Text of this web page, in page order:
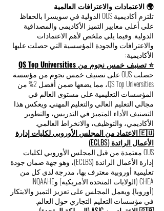
🌍 الاعتمادات والاعترافات العالمية
تلتزم أكاديمية OUS الدولية في سويسرا بالحفاظ
على أعلى معايير التميز الأكاديمي والمصداقية
الدولية. وفيما يلي ملخص لأهم الاعتمادات
والاعترافات والجودة المؤسسية التي حصلت عليها
الأكاديمية:
⭐ تصنيف خمس نجوم من QS Top Universities
حصلت OUS على تصنيف خمس نجوم من مؤسسة
QS Top Universities، مما يضعها ضمن أفضل 2% من
المؤسسات التعليمية على مستوى العالم في
مجالي التعليم العالي والتعليم المهني. ويعكس هذا
التصنيف الأداء المتميز في التدريس، والتطوير
الأكاديمي، والتوظيف، والانخراط العالمي.
🇪🇺 الاعتماد من المجلس الأوروبي لكليات إدارة
الأعمال الرائدة (ECLBS)
OUS معتمدة من قبل المجلس الأوروبي لكليات
إدارة الأعمال الرائدة (ECLBS)، وهو جهة ضمان جودة
تعليمية أوروبية معترف بها، مدرجة لدى كل من
CHEA (الولايات المتحدة الأمريكية) وINQAAHE
(أوروبا). ويعمل المجلس على تعزيز التميز والابتكار
في مؤسسات التعليم التجاري حول العالم.